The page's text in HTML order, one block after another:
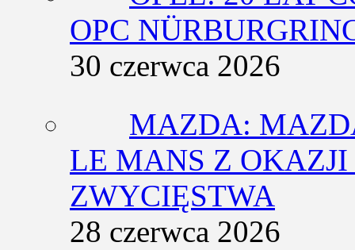
OPC
30 czerwca 2026
MAZDA:
LE MANS Z
ZWYCIĘSTWA
28 czerwca 2026